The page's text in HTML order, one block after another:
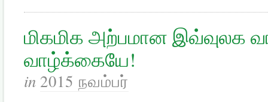
மிகமிக அற்பமான இவ்வுலக
வாழ்க்கையே!
in 2015 நவம்பர்